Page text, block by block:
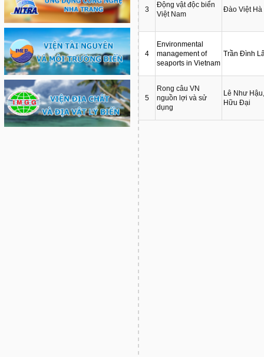
3
Động vật độc biển
Việt Nam
Đào Việt Hà
4
Environmental
management of
seaports in Vietnam
Trần Đình
5
Rong câu VN
nguồn lợi và sử
dụng
Lê Như
Hữu Đại